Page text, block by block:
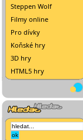
Steppen Wolf
Filmy online
Pro dívky
Koňské hry
3D hry
HTML5 hry